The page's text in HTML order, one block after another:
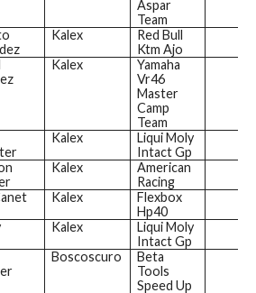
Aspar
Team
Kalex
Red Bull
Ktm Ajo
Kalex
Yamaha
Vr46
Master
Camp
Team
Kalex
Liqui Moly
Intact Gp
Kalex
American
Racing
Kalex
Flexbox
Hp40
Kalex
Liqui Moly
Intact Gp
Boscoscuro
Beta
Tools
Speed Up